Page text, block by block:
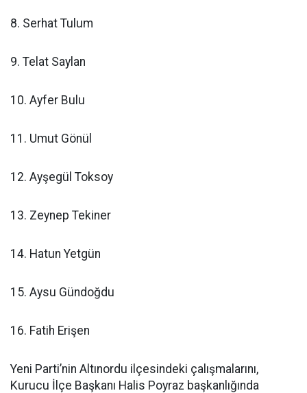
8. Serhat Tulum
9. Telat Saylan
10. Ayfer Bulu
11. Umut Gönül
12. Ayşegül Toksoy
13. Zeynep Tekiner
14. Hatun Yetgün
15. Aysu Gündoğdu
16. Fatih Erişen
Yeni Parti’nin Altınordu ilçesindeki çalışmalarını,
Kurucu İlçe Başkanı Halis Poyraz başkanlığında